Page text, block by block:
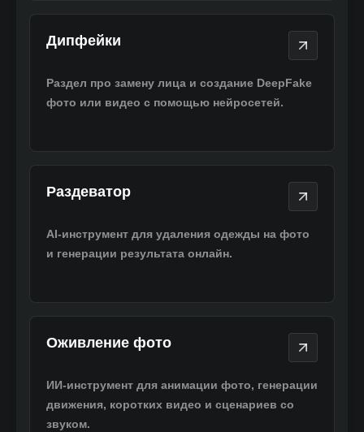
Дипфейки
Дипфейки
Раздел про замену лица и создание DeepFake
фото или видео с помощью нейросетей.
Раздеватор
Раздеватор
AI-инструмент для удаления одежды на фото
и генерации результата онлайн.
Оживление фото
Оживление фото
ИИ-инструмент для анимации фото, генерации
движения, коротких видео и сценариев со
звуком.